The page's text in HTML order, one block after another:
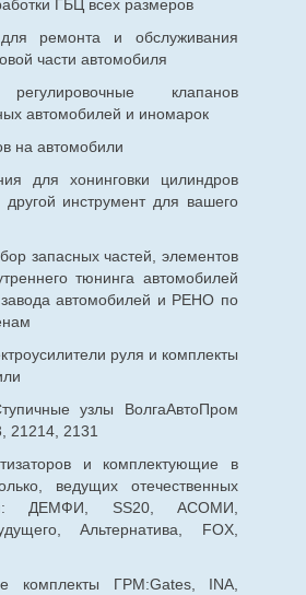
ГБЦ всех размеров
ремонта и обслуживания
части автомобиля
клапанов
автомобилей и иномарок
на автомобили
для хонинговки цилиндров
инструмент для вашего
запасных частей, элементов
тюнинга автомобилей
завода автомобилей и РЕНО по
руля и комплекты
узлы ВолгаАвтоПром
21214, 2131
и комплектующие в
ведущих отечественных
ДЕМФИ, SS20, АСОМИ,
Альтернатива, FOX,
комплекты ГРМ:Gates, INA,